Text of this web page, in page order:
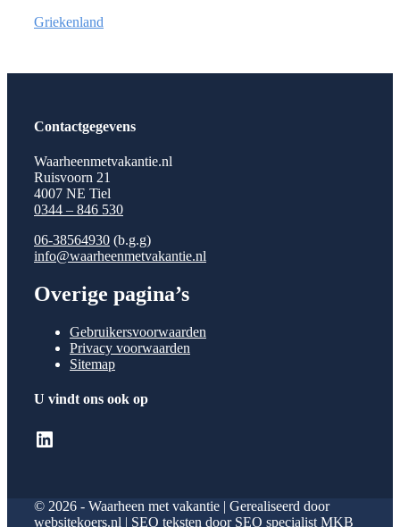
Griekenland
Contactgegevens
Waarheenmetvakantie.nl
Ruisvoorn 21
4007 NE Tiel
0344 – 846 530
06-38564930 (b.g.g)
info@waarheenmetvakantie.nl
Overige pagina’s
Gebruikersvoorwaarden
Privacy voorwaarden
Sitemap
U vindt ons ook op
LinkedIn
© 2026 - Waarheen met vakantie | Gerealiseerd door
websitekoers.nl | SEO teksten door SEO specialist MKB